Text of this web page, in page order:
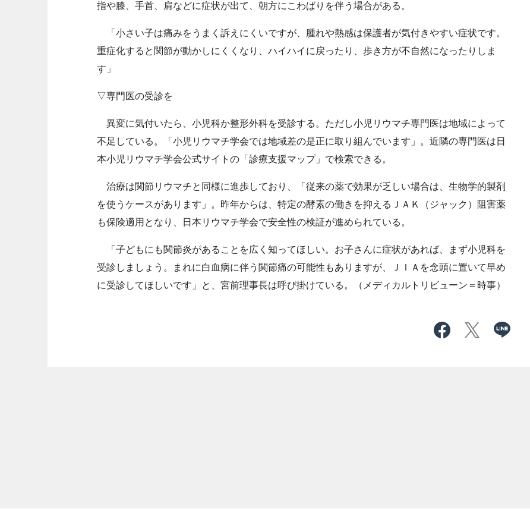
指や膝、手首、肩などに症状が出て、朝方にこわばりを伴う場合がある。
「小さい子は痛みをうまく訴えにくいですが、腫れや熱感は保護者が気付きやすい症状です。
重症化すると関節が動かしにくくなり、ハイハイに戻ったり、歩き方が不自然になったりしま
す」
▽専門医の受診を
異変に気付いたら、小児科か整形外科を受診する。ただし小児リウマチ専門医は地域によって
不足している。「小児リウマチ学会では地域差の是正に取り組んでいます」。近隣の専門医は日
本小児リウマチ学会公式サイトの「診療支援マップ」で検索できる。
治療は関節リウマチと同様に進歩しており、「従来の薬で効果が乏しい場合は、生物学的製剤
を使うケースがあります」。昨年からは、特定の酵素の働きを抑えるＪＡＫ（ジャック）阻害薬
も保険適用となり、日本リウマチ学会で安全性の検証が進められている。
「子どもにも関節炎があることを広く知ってほしい。お子さんに症状があれば、まず小児科を
受診しましょう。まれに白血病に伴う関節痛の可能性もありますが、ＪＩＡを念頭に置いて早め
に受診してほしいです」と、宮前理事長は呼び掛けている。（メディカルトリビューン＝時事）